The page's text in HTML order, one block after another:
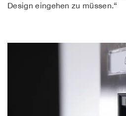
Design eingehen zu müssen.“